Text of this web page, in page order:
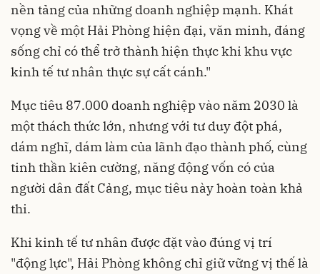
nền tảng của những doanh nghiệp mạnh. Khát
vọng về một Hải Phòng hiện đại, văn minh, đáng
sống chỉ có thể trở thành hiện thực khi khu vực
kinh tế tư nhân thực sự cất cánh."
Mục tiêu 87.000 doanh nghiệp vào năm 2030 là
một thách thức lớn, nhưng với tư duy đột phá,
dám nghĩ, dám làm của lãnh đạo thành phố, cùng
tinh thần kiên cường, năng động vốn có của
người dân đất Cảng, mục tiêu này hoàn toàn khả
thi.
Khi kinh tế tư nhân được đặt vào đúng vị trí
"động lực", Hải Phòng không chỉ giữ vững vị thế là